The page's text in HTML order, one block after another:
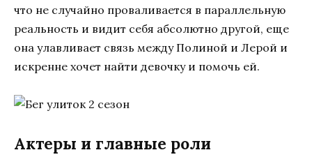
что не случайно проваливается в параллельную
реальность и видит себя абсолютно другой, еще
она улавливает связь между Полиной и Лерой и
искренне хочет найти девочку и помочь ей.
Актеры и главные роли